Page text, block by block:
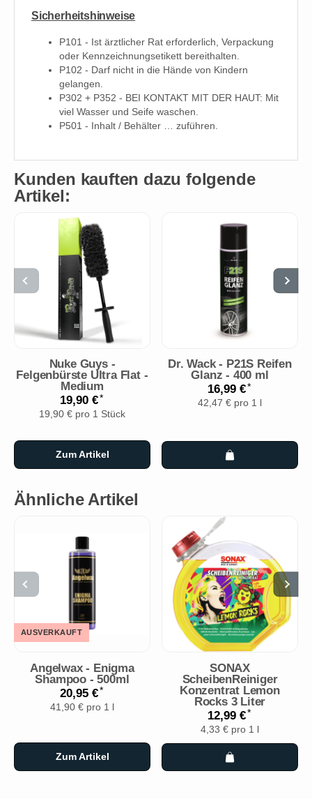
Sicherheitshinweise
P101 - Ist ärztlicher Rat erforderlich, Verpackung
oder Kennzeichnungsetikett bereithalten.
P102 - Darf nicht in die Hände von Kindern
gelangen.
P302 + P352 - BEI KONTAKT MIT DER HAUT: Mit
viel Wasser und Seife waschen.
P501 - Inhalt / Behälter … zuführen.
Kunden kauften dazu folgende
Artikel:
Nuke Guys -
Felgenbürste Ultra Flat -
Medium
19,90 €*
19,90 € pro 1 Stück
Zum Artikel
Dr. Wack - P21S Reifen
Glanz - 400 ml
16,99 €*
42,47 € pro 1 l
Ähnliche Artikel
AUSVERKAUFT
Angelwax - Enigma
Shampoo - 500ml
20,95 €*
41,90 € pro 1 l
Zum Artikel
SONAX
ScheibenReiniger
Konzentrat Lemon
Rocks 3 Liter
12,99 €*
4,33 € pro 1 l